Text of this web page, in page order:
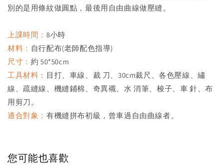
別的是用條紋做圓點，最後用自由曲線做壓縫。
上課時間： 8小時
材料： 自行配布(老師配色指導)
尺寸： 約 50*50cm
工具材料： 目打、車線、裁 刀、30cm裁尺、各色壓線、繡
線、疏縫線、機縫鋪棉、奇異襯、水 消筆、梭子、車 針、布
用剪刀。
適合對象： 有機縫拼布初級，曾車過自由曲線者。
您可能也喜歡